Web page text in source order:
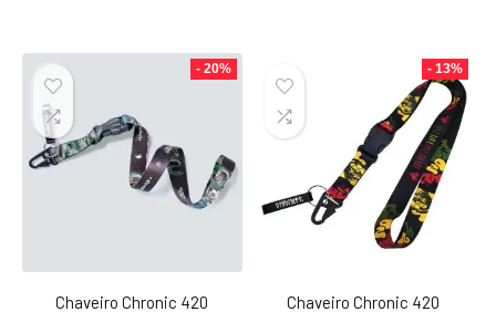
R$104,90.R$84,90.
R$99,90.R$89,90.
- 20%
Chaveiro Chronic 420
- 13%
Chaveiro Chronic 420